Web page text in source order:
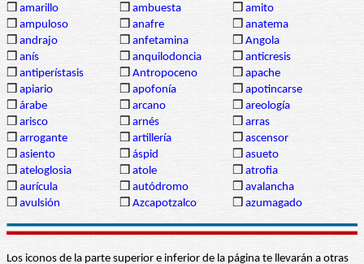
❒ amarillo ❒ ambuesta ❒ amito
❒ ampuloso ❒ anafre ❒ anatema
❒ andrajo ❒ anfetamina ❒ Angola
❒ anís ❒ anquilodoncia ❒ anticresis
❒ antiperístasis ❒ Antropoceno ❒ apache
❒ apiario ❒ apofonía ❒ apotincarse
❒ árabe ❒ arcano ❒ areología
❒ arisco ❒ arnés ❒ arras
❒ arrogante ❒ artillería ❒ ascensor
❒ asiento ❒ áspid ❒ asueto
❒ ateloglosia ❒ atole ❒ atrofia
❒ aurícula ❒ autódromo ❒ avalancha
❒ avulsión ❒ Azcapotzalco ❒ azumagado
Los iconos de la parte superior e inferior de la página te llevarán a otras